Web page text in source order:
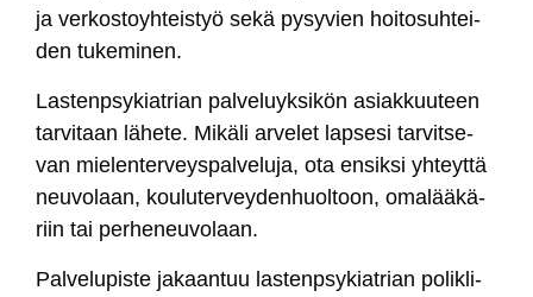
ja ver­kos­toyh­teis­työ se­kä py­sy­vien hoi­to­suh­tei­
den tu­ke­mi­nen.
Las­tenp­sy­kiat­rian pal­ve­luyk­si­kön asiak­kuu­teen
tar­vi­taan lä­he­te. Mi­kä­li ar­ve­let lap­se­si tar­vit­se­
van mie­len­ter­veys­pal­ve­lu­ja, ota en­sik­si yh­teyt­tä
neu­vo­laan, kou­lu­ter­vey­den­huol­toon, oma­lää­kä­
riin tai per­he­neu­vo­laan.
Pal­ve­lu­pis­te ja­kaan­tuu las­tenp­sy­kiat­rian po­lik­li­